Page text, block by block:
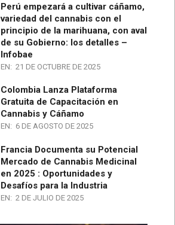
Perú empezará a cultivar cáñamo,
variedad del cannabis con el
principio de la marihuana, con aval
de su Gobierno: los detalles –
Infobae
EN: 21 DE OCTUBRE DE 2025
Colombia Lanza Plataforma
Gratuita de Capacitación en
Cannabis y Cáñamo
EN: 6 DE AGOSTO DE 2025
Francia Documenta su Potencial
Mercado de Cannabis Medicinal
en 2025 : Oportunidades y
Desafíos para la Industria
EN: 2 DE JULIO DE 2025